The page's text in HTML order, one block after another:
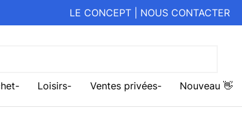
LE CONCEPT NOUS CONTACTER
Loisirs Ventes privées Nouveau 👋